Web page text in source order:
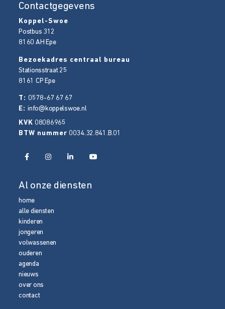
Contactgegevens
Koppel-Swoe
Postbus 312
8160 AH Epe
Bezoekadres centraal bureau
Stationsstraat 25
8161 CP Epe
T: 0578-67 67 67
E:info@koppelswoe.nl
KVK 08086965
BTW nummer 0034.32.841.B.01
Al onze diensten
home
alle diensten
kinderen
jongeren
volwassenen
ouderen
agenda
nieuws
over ons
contact